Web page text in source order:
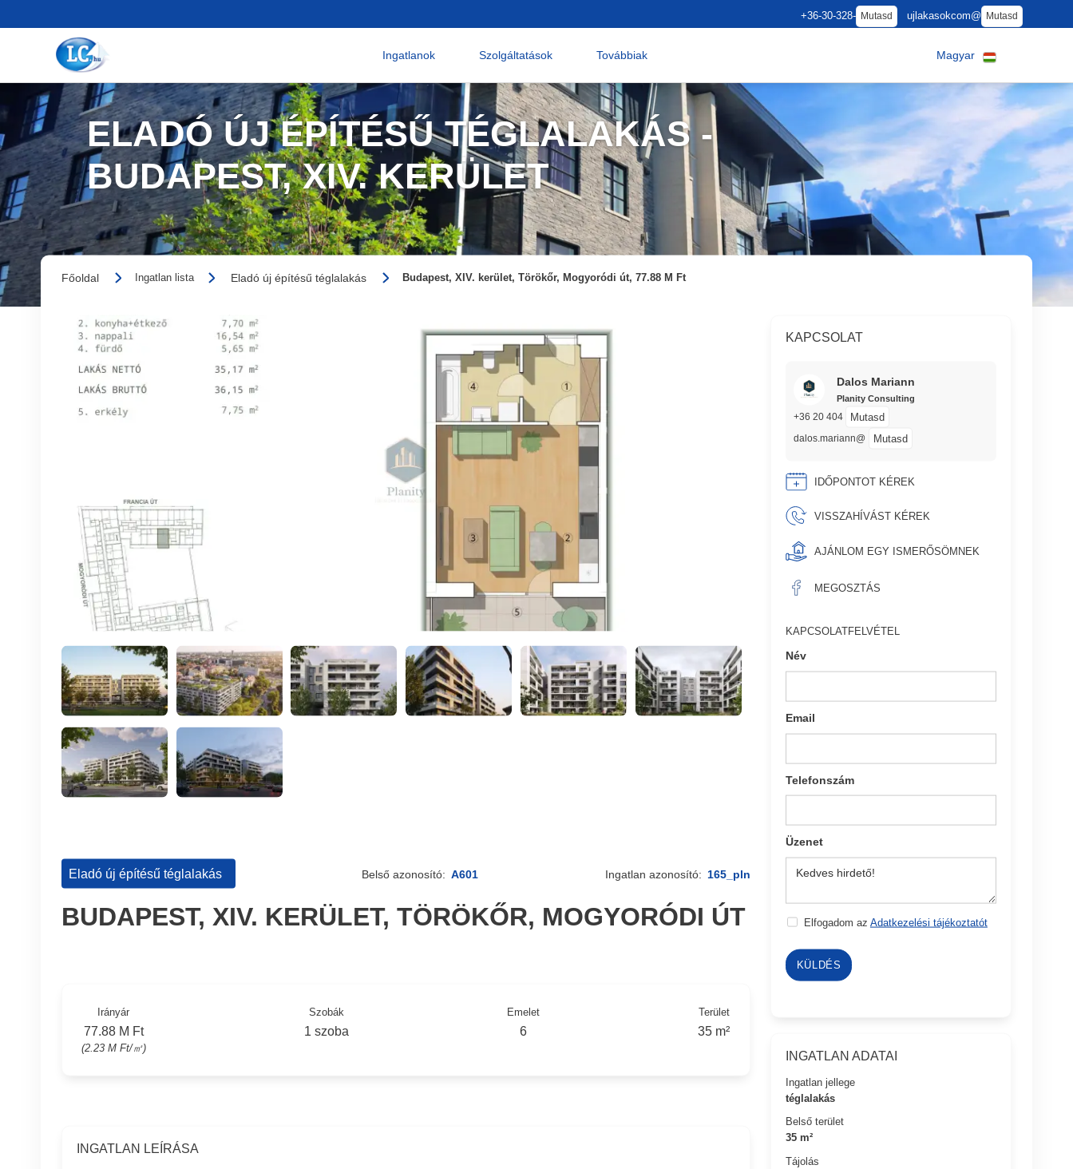
+36-30-328- Mutasd ujlakasokcom@ Mutasd
Ingatlanok Szolgáltatások Továbbiak Magyar
ELADÓ ÚJ ÉPÍTÉSŰ TÉGLALAKÁS -
BUDAPEST, XIV. KERÜLET
Főoldal Ingatlan lista Eladó új építésű téglalakás Budapest, XIV. kerület, Törökőr, Mogyoródi út, 77.88 M Ft
KAPCSOLAT
Dalos Mariann
Planity Consulting
+36 20 404 Mutasd
dalos.mariann@ Mutasd
IDŐPONTOT KÉREK
VISSZAHÍVÁST KÉREK
AJÁNLOM EGY ISMERŐSÖMNEK
MEGOSZTÁS
KAPCSOLATFELVÉTEL
Név
Email
Telefonszám
Üzenet
Elfogadom az Adatkezelési tájékoztatót
KÜLDÉS
INGATLAN ADATAI
Ingatlan jellege
téglalakás
Belső terület
35 m²
Tájolás
Eladó új építésű téglalakás Belső azonosító: A601 Ingatlan azonosító: 165_pln
BUDAPEST, XIV. KERÜLET, TÖRÖKŐR, MOGYORÓDI ÚT
Irányár
77.88 M Ft
(2.23 M Ft/㎡)
Szobák
1 szoba
Emelet
6
Terület
35 m²
INGATLAN LEÍRÁSA